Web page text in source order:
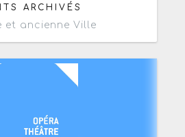
ARCHIVÉS
et ancienne Ville